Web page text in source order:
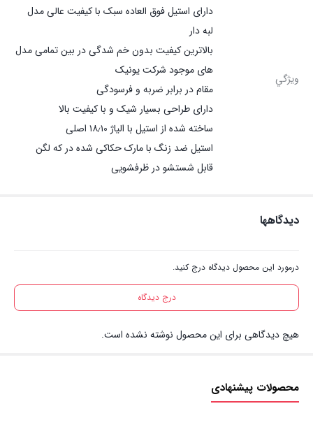
ويژگي
دارای استیل فوق العاده سبک با کیفیت عالی مدل
لبه دار
بالاترین کیفیت بدون خم شدگی در بین تمامی مدل
های موجود شرکت یونیک
مقام در برابر ضربه و فرسودگی
دارای طراحی بسیار شیک و با کیفیت بالا
ساخته شده از استیل با الیاژ ۱۸٫۱۰ اصلی
استیل ضد زنگ با مارک حکاکی شده در که لگن
قابل شستشو در ظرفشویی
دیدگاهها
درمورد این محصول دیدگاه درج کنید.
درج دیدگاه
هیچ دیدگاهی برای این محصول نوشته نشده است.
محصولات پیشنهادی